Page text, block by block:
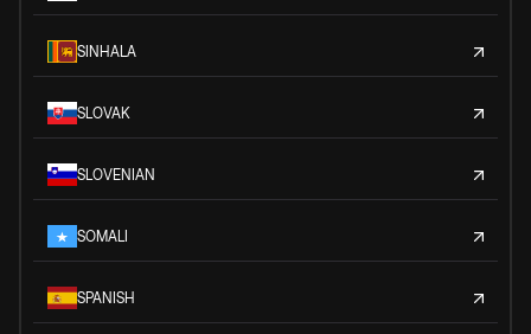
SINHALA
SLOVAK
SLOVENIAN
SOMALI
SPANISH